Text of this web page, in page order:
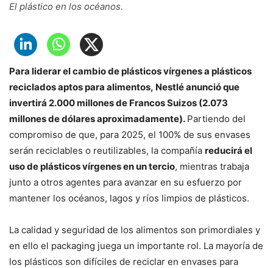
El plástico en los océanos.
Para liderar el cambio de plásticos vírgenes a plásticos
reciclados aptos para alimentos, Nestlé anunció que
invertirá 2.000 millones de Francos Suizos (2.073
millones de dólares aproximadamente). Partiendo del
compromiso de que, para 2025, el 100% de sus envases
serán reciclables o reutilizables, la compañía reducirá el
uso de plásticos vírgenes en un tercio, mientras trabaja
junto a otros agentes para avanzar en su esfuerzo por
mantener los océanos, lagos y ríos limpios de plásticos.
La calidad y seguridad de los alimentos son primordiales y
en ello el packaging juega un importante rol. La mayoría de
los plásticos son difíciles de reciclar en envases para